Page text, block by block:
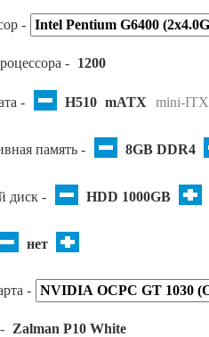
-
- 1200
- H510 mATX mini-ITX
память - 8GB DDR4
диск - HDD 1000GB
нет
-
Zalman P10 White